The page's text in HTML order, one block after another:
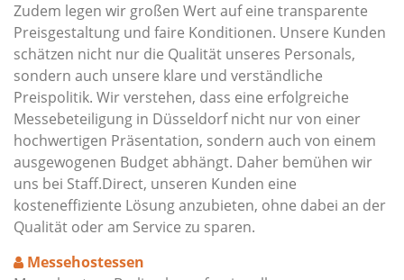
Zudem legen wir großen Wert auf eine transparente
Preisgestaltung und faire Konditionen. Unsere Kunden
schätzen nicht nur die Qualität unseres Personals,
sondern auch unsere klare und verständliche
Preispolitik. Wir verstehen, dass eine erfolgreiche
Messebeteiligung in Düsseldorf nicht nur von einer
hochwertigen Präsentation, sondern auch von einem
ausgewogenen Budget abhängt. Daher bemühen wir
uns bei Staff.Direct, unseren Kunden eine
kosteneffiziente Lösung anzubieten, ohne dabei an der
Qualität oder am Service zu sparen.
Messehostessen